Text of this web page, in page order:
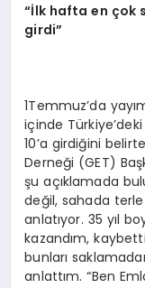
“İlk hafta en çok
girdi”
1Temmuz’da
içinde
10’a girdiğini
Derneği (GET)
şu açıklamada
değil, sahada
anlatıyor. 35 yıl
kazandım,
bunları
anlattım. “Ben